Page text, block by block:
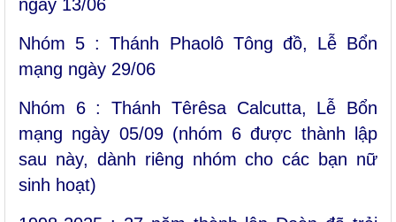
ngày 13/06
Nhóm 5 : Thánh Phaolô Tông đồ, Lễ Bổn
mạng ngày 29/06
Nhóm 6 : Thánh Têrêsa Calcutta, Lễ Bổn
mạng ngày 05/09 (nhóm 6 được thành lập
sau này, dành riêng nhóm cho các bạn nữ
sinh hoạt)